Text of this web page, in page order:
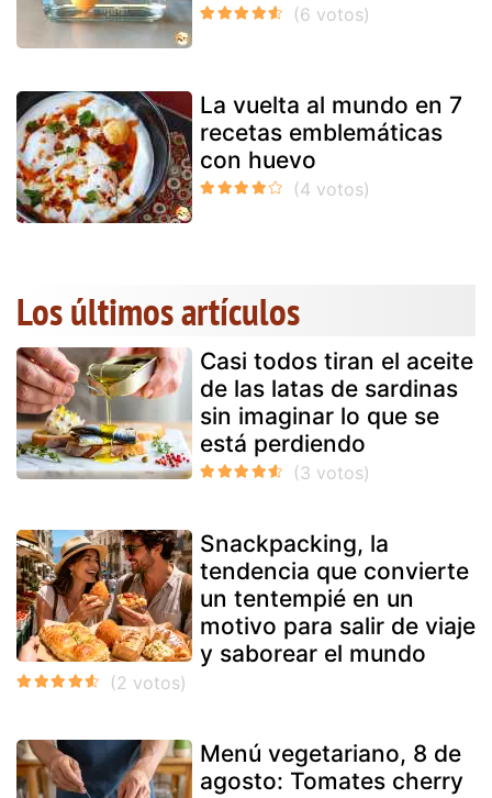
La vuelta al mundo en 7
recetas emblemáticas
con huevo
Los últimos artículos
Casi todos tiran el aceite
de las latas de sardinas
sin imaginar lo que se
está perdiendo
Snackpacking, la
tendencia que convierte
un tentempié en un
motivo para salir de viaje
y saborear el mundo
Menú vegetariano, 8 de
agosto: Tomates cherry